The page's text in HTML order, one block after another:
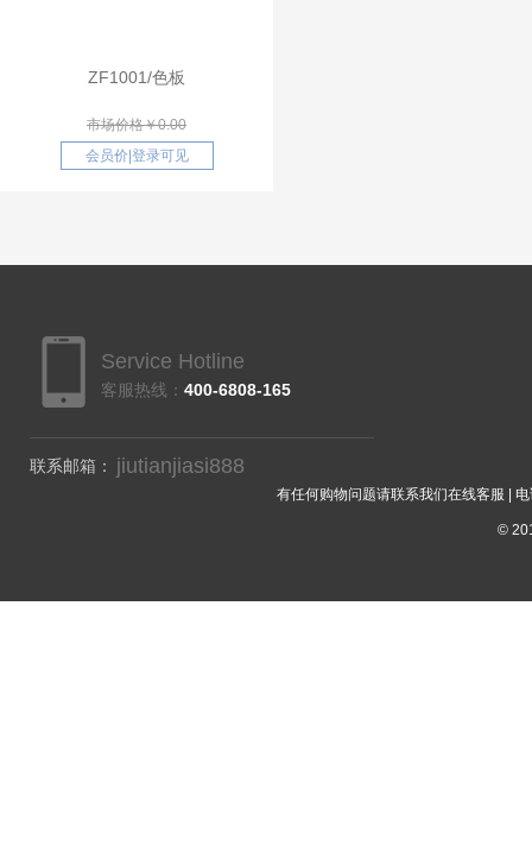
ZF1001/色板
市场价格￥0.00
会员价 登录可见
Service Hotline
客服热线： 400-6808-165
联系邮箱： jiutianjiasi888
有任何购物问题请联系我们在线客服 |
©